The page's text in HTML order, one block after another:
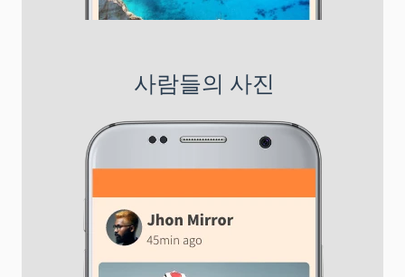
사람들의 사진